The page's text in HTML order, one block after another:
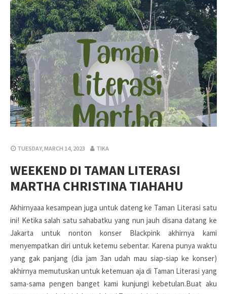
TUESDAY, MARCH 14, 2023 TIKA
WEEKEND DI TAMAN LITERASI
MARTHA CHRISTINA TIAHAHU
Akhirnyaaa kesampean juga untuk dateng ke Taman Literasi satu
ini! Ketika salah satu sahabatku yang nun jauh disana datang ke
Jakarta untuk nonton konser Blackpink akhirnya kami
menyempatkan diri untuk ketemu sebentar. Karena punya waktu
yang gak panjang (dia jam 3an udah mau siap-siap ke konser)
akhirnya memutuskan untuk ketemuan aja di Taman Literasi yang
sama-sama pengen banget kami kunjungi kebetulan.Buat aku